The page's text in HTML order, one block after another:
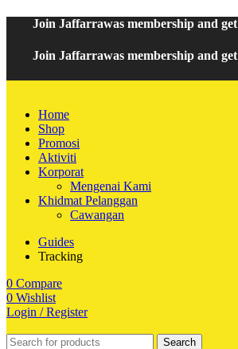
Join Jaffarrawas membership and get
Join Jaffarrawas membership and get
Home
Shop
Promosi
Aktiviti
Korporat
Mengenai Kami
Khidmat Pelanggan
Cawangan
Guides
Tracking
0 Compare
0 Wishlist
Login / Register
Search